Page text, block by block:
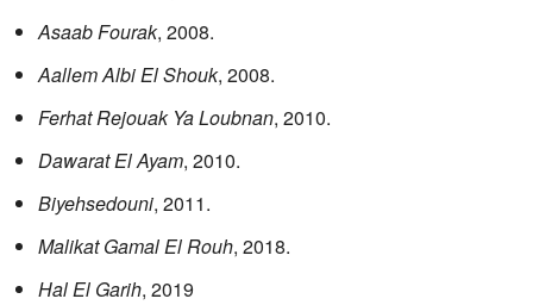
Asaab Fourak, 2008.
Aallem Albi El Shouk, 2008.
Ferhat Rejouak Ya Loubnan, 2010.
Dawarat El Ayam, 2010.
Biyehsedouni, 2011.
Malikat Gamal El Rouh, 2018.
Hal El Garih, 2019